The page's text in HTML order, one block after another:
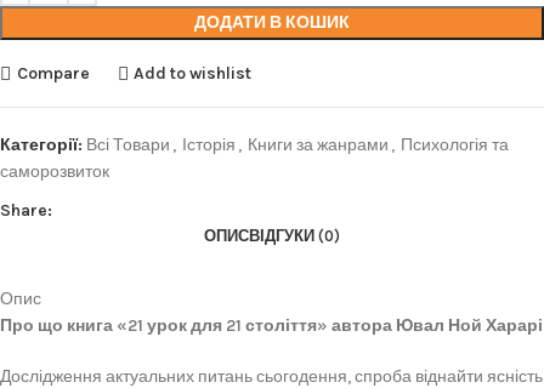
ДОДАТИ В КОШИК
Compare Add to wishlist
Категорії: Всі Товари , Історія , Книги за жанрами , Психологія та
саморозвиток
Share:
ОПИСВІДГУКИ (0)
Опис
Про що книга «21 урок для 21 століття» автора Ювал Ной Харарі
Дослідження актуальних питань сьогодення, спроба віднайти ясність